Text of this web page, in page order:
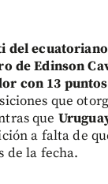
del
de Edinson
con 13
que
que
a falta de
de la fecha.